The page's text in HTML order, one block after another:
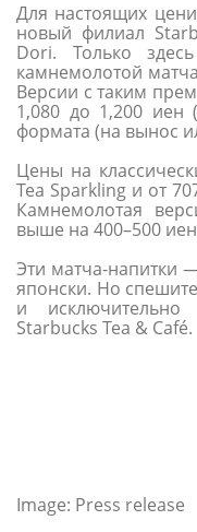
Для настоящих
новый филиал
Dori. Только
камнемолотой
Версии с таким
1,080 до 1,200 иен
формата (на вынос
Цены на
Tea Sparkling и от
Камнемолотая
выше на 400–500
Эти матча-напитки
японски. Но
и
Starbucks Tea & Café.
Image: Press release